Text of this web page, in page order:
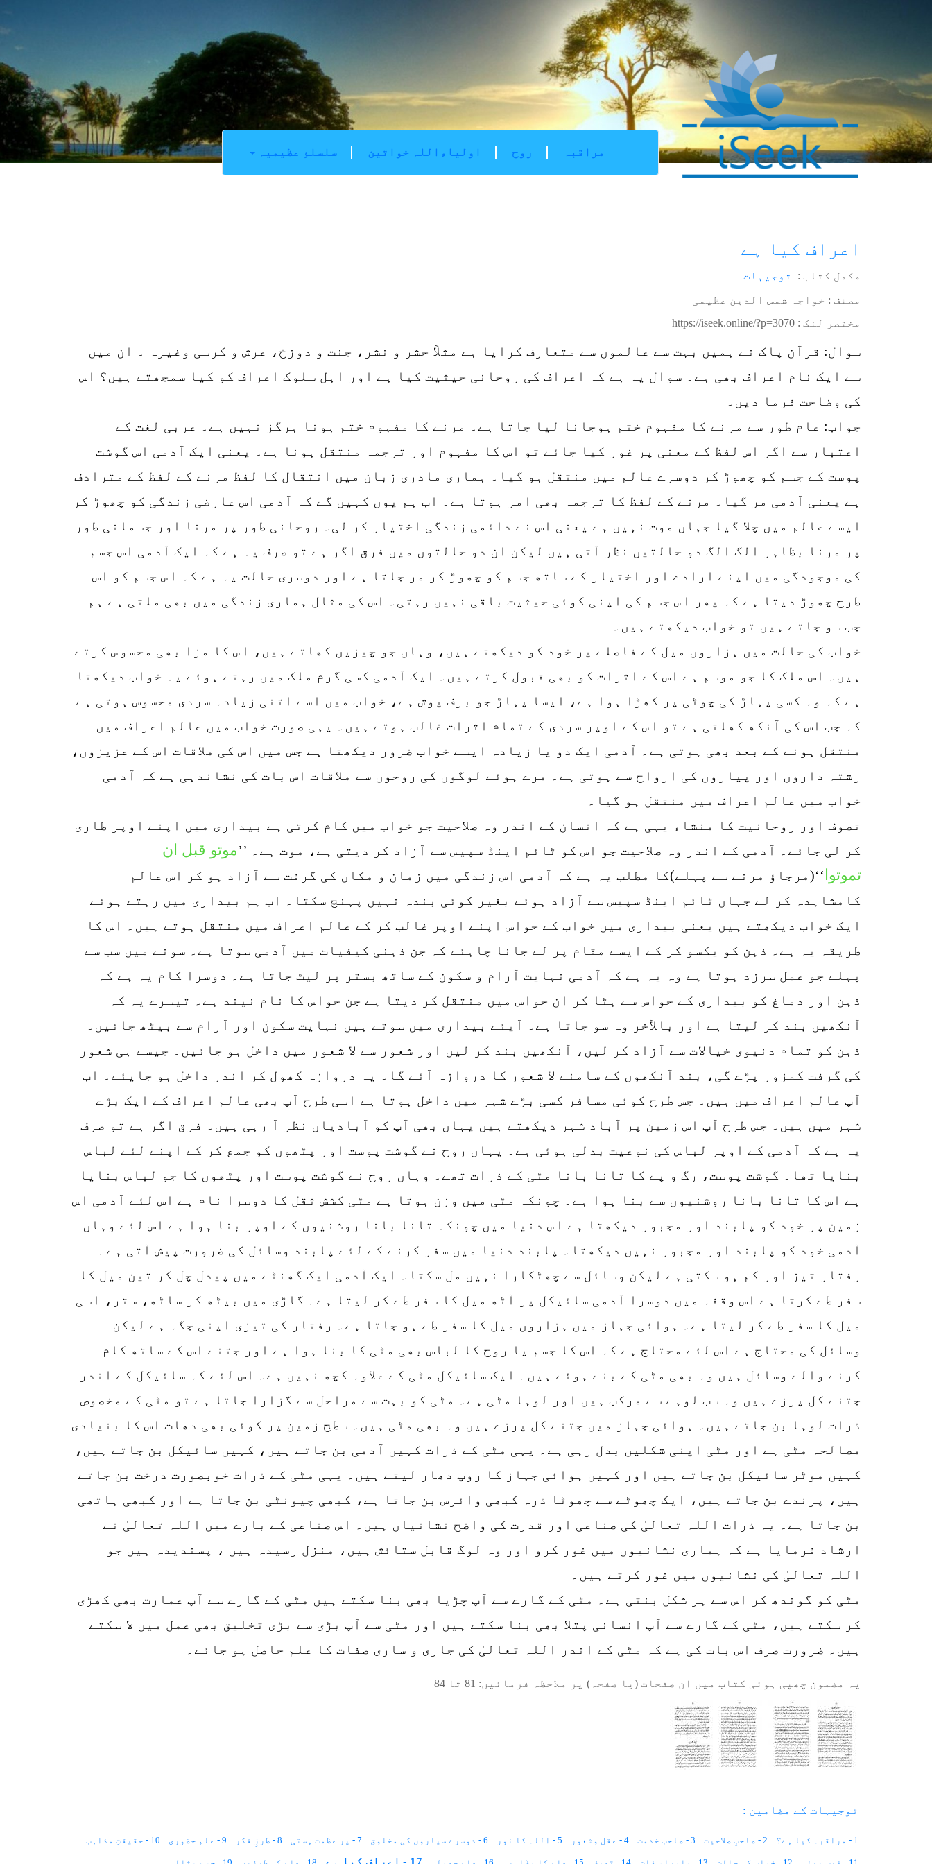
سلسلۂِ عظیمیہ اولیاءاللہ خواتین روح مراقبہ
اعراف کیا ہے
مکمل کتاب : توجیہات
مصنف : خواجہ شمس الدین عظیمی
مختصر لنک : https://iseek.online/?p=3070
سوال: قرآن پاک نے ہمیں بہت سے عالموں سے متعارف کرایا ہے مثلاً حشر و نشر، جنت و دوزخ، عرش و کرسی وغیرہ ۔ ان میں
سے ایک نام اعراف بھی ہے۔ سوال یہ ہے کہ اعراف کی روحانی حیثیت کیا ہے اور اہل سلوک اعراف کو کیا سمجھتے ہیں؟ اس
کی وضاحت فرما دیں۔
جواب: عام طور سے مرنے کا مفہوم ختم ہوجانا لیا جاتا ہے۔ مرنے کا مفہوم ختم ہونا ہرگز نہیں ہے۔ عربی لغت کے
اعتبار سے اگر اس لفظ کے معنی پر غور کیا جائے تو اس کا مفہوم اور ترجمہ منتقل ہونا ہے۔ یعنی ایک آدمی اس گوشت
پوست کے جسم کو چھوڑ کر دوسرے عالم میں منتقل ہو گیا۔ ہماری مادری زبان میں انتقال کا لفظ مرنے کے لفظ کے مترادف
ہے یعنی آدمی مر گیا۔ مرنے کے لفظ کا ترجمہ بھی امر ہوتا ہے۔ اب ہم یوں کہیں گے کہ آدمی اس عارضی زندگی کو چھوڑ کر
ایسے عالم میں چلا گیا جہاں موت نہیں ہے یعنی اس نے دائمی زندگی اختیار کر لی۔ روحانی طور پر مرنا اور جسمانی طور
پر مرنا بظاہر الگ الگ دو حالتیں نظر آتی ہیں لیکن ان دو حالتوں میں فرق اگر ہے تو صرف یہ ہے کہ ایک آدمی اس جسم
کی موجودگی میں اپنے ارادے اور اختیار کے ساتھ جسم کو چھوڑ کر مر جاتا ہے اور دوسری حالت یہ ہے کہ اس جسم کو اس
طرح چھوڑ دیتا ہے کہ پھر اس جسم کی اپنی کوئی حیثیت باقی نہیں رہتی۔ اس کی مثال ہماری زندگی میں بھی ملتی ہے ہم
جب سو جاتے ہیں تو خواب دیکھتے ہیں۔
خواب کی حالت میں ہزاروں میل کے فاصلے پر خود کو دیکھتے ہیں، وہاں جو چیزیں کھاتے ہیں، اس کا مزا بھی محسوس کرتے
ہیں۔ اس ملک کا جو موسم ہے اس کے اثرات کو بھی قبول کرتے ہیں۔ ایک آدمی کسی گرم ملک میں رہتے ہوئے یہ خواب دیکھتا
ہے کہ وہ کسی پہاڑ کی چوٹی پر کھڑا ہوا ہے، ایسا پہاڑ جو برف پوش ہے، خواب میں اسے اتنی زیادہ سردی محسوس ہوتی ہے
کہ جب اس کی آنکھ کھلتی ہے تو اس کے اوپر سردی کے تمام اثرات غالب ہوتے ہیں۔ یہی صورت خواب میں عالم اعراف میں
منتقل ہونے کے بعد بھی ہوتی ہے۔ آدمی ایک دو یا زیادہ ایسے خواب ضرور دیکھتا ہے جس میں اس کی ملاقات اس کے عزیزوں،
رشتہ داروں اور پیاروں کی ارواح سے ہوتی ہے۔ مرے ہوئے لوگوں کی روحوں سے ملاقات اس بات کی نشاندہی ہے کہ آدمی
خواب میں عالم اعراف میں منتقل ہو گیا۔
تصوف اور روحانیت کا منشاء یہی ہے کہ انسان کے اندر وہ صلاحیت جو خواب میں کام کرتی ہے بیداری میں اپنے اوپر طاری
کر لی جائے۔ آدمی کے اندر وہ صلاحیت جو اس کو ٹائم اینڈ سپیس سے آزاد کر دیتی ہے، موت ہے۔ ’’موتو قبل ان
تموتوا‘‘(مرجاؤ مرنے سے پہلے)کا مطلب یہ ہے کہ آدمی اس زندگی میں زمان و مکاں کی گرفت سے آزاد ہو کر اس عالم
كامشاہدہ کر لے جہاں ٹائم اینڈ سپیس سے آزاد ہوئے بغیر کوئی بندہ نہیں پہنچ سکتا۔ اب ہم بیداری میں رہتے ہوئے
ایک خواب دیکھتے ہیں یعنی بیداری میں خواب کے حواس اپنے اوپر غالب کر کے عالم اعراف میں منتقل ہوتے ہیں۔ اس کا
طریقہ یہ ہے۔ ذہن کو یکسو کر کے ایسے مقام پر لے جانا چاہئے کہ جن ذہنی کیفیات میں آدمی سوتا ہے۔ سونے میں سب سے
پہلے جو عمل سرزد ہوتا ہے وہ یہ ہے کہ آدمی نہایت آرام و سکون کے ساتھ بستر پر لیٹ جاتا ہے۔ دوسرا کام یہ ہے کہ
ذہن اور دماغ کو بیداری کے حواس سے ہٹا کر ان حواس میں منتقل کر دیتا ہے جن حواس کا نام نیند ہے۔ تیسرے یہ کہ
آنکھیں بند کر لیتا ہے اور بالآخر وہ سو جاتا ہے۔ آیئے بیداری میں سوتے ہیں نہایت سکون اور آرام سے بیٹھ جائیں۔
ذہن کو تمام دنیوی خیالات سے آزاد کر لیں، آنکھیں بند کر لیں اور شعور سے لا شعور میں داخل ہو جائیں۔ جیسے ہی شعور
کی گرفت کمزور پڑے گی، بند آنکھوں کے سامنے لا شعور کا دروازہ آئے گا۔ یہ دروازہ کھول کر اندر داخل ہو جایئے۔ اب
آپ عالم اعراف میں ہیں۔ جس طرح کوئی مسافر کسی بڑے شہر میں داخل ہوتا ہے اسی طرح آپ بھی عالم اعراف کے ایک بڑے
شہر میں ہیں۔ جس طرح آپ اس زمین پر آباد شہر دیکھتے ہیں یہاں بھی آپ کو آبادیاں نظر آ رہی ہیں۔ فرق اگر ہے تو صرف
یہ ہے کہ آدمی کے اوپر لباس کی نوعیت بدلی ہوئی ہے۔ یہاں روح نے گوشت پوست اور پٹھوں کو جمع کر کے اپنے لئے لباس
بنایا تھا۔ گوشت پوست، رگ و پے کا تانا بانا مٹی کے ذرات تھے۔ وہاں روح نے گوشت پوست اور پٹھوں کا جو لباس بنایا
ہے اس کا تانا بانا روشنیوں سے بنا ہوا ہے۔ چونکہ مٹی میں وزن ہوتا ہے مٹی کشش ثقل کا دوسرا نام ہے اس لئے آدمی اس
زمین پر خود کو پابند اور مجبور دیکھتا ہے اس دنیا میں چونکہ تانا بانا روشنیوں کے اوپر بنا ہوا ہے اس لئے وہاں
آدمی خود کو پابند اور مجبور نہیں دیکھتا۔ پابند دنیا میں سفر کرنے کے لئے پابند وسائل کی ضرورت پیش آتی ہے۔
رفتار تیز اور کم ہو سکتی ہے لیکن وسائل سے چھٹکارا نہیں مل سکتا۔ ایک آدمی ایک گھنٹے میں پیدل چل کر تین میل کا
سفر طے کرتا ہے اس وقفہ میں دوسرا آدمی سائیکل پر آٹھ میل کا سفر طے کر لیتا ہے۔ گاڑی میں بیٹھ کر ساٹھ، ستر، اسی
میل کا سفر طے کر لیتا ہے۔ ہوائی جہاز میں ہزاروں میل کا سفر طے ہو جاتا ہے۔ رفتار کی تیزی اپنی جگہ ہے لیکن
وسائل کی محتاج ہے اس لئے محتاج ہے کہ اس کا جسم یا روح کا لباس بھی مٹی کا بنا ہوا ہے اور جتنے اس کے ساتھ کام
کرنے والے وسائل ہیں وہ بھی مٹی کے بنے ہوئے ہیں۔ ایک سائیکل مٹی کے علاوہ کچھ نہیں ہے۔ اس لئے کہ سائیکل کے اندر
جتنے کل پرزے ہیں وہ سب لوہے سے مرکب ہیں اور لوہا مٹی ہے۔ مٹی کو بہت سے مراحل سے گزارا جاتا ہے تو مٹی کے مخصوص
ذرات لوہا بن جاتے ہیں۔ ہوائی جہاز میں جتنے کل پرزے ہیں وہ بھی مٹی ہیں۔ سطح زمین پر کوئی بھی دھات اس کا بنیادی
مصالحہ مٹی ہے اور مٹی اپنی شکلیں بدل رہی ہے۔ یہی مٹی کے ذرات کہیں آدمی بن جاتے ہیں، کہیں سائیکل بن جاتے ہیں،
کہیں موٹر سائیکل بن جاتے ہیں اور کہیں ہوائی جہاز کا روپ دھار لیتے ہیں۔ یہی مٹی کے ذرات خوبصورت درخت بن جاتے
ہیں، پرندے بن جاتے ہیں، ایک چھوٹے سے چھوٹا ذرہ کبھی وائرس بن جاتا ہے، کبھی چیونٹی بن جاتا ہے اور کبھی ہاتھی
بن جاتا ہے۔ یہ ذرات اللہ تعالیٰ کی صناعی اور قدرت کی واضح نشانیاں ہیں۔ اس صناعی کے بارے میں اللہ تعالیٰ نے
ارشاد فرمایا ہے کہ ہماری نشانیوں میں غور کرو اور وہ لوگ قابل ستائش ہیں، منزل رسیدہ ہیں ، پسندیدہ ہیں جو
اللہ تعالیٰ کی نشانیوں میں غور کرتے ہیں۔
مٹی کو گوندھ کر اس سے ہر شکل بنتی ہے۔ مٹی کے گارے سے آپ چڑیا بھی بنا سکتے ہیں مٹی کے گارے سے آپ عمارت بھی کھڑی
کر سکتے ہیں، مٹی کے گارے سے آپ انسانی پتلا بھی بنا سکتے ہیں اور مٹی سے آپ بڑی سے بڑی تخلیق بھی عمل میں لا سکتے
ہیں۔ ضرورت صرف اس بات کی ہے کہ مٹی کے اندر اللہ تعالیٰ کی جاری و ساری صفات کا علم حاصل ہو جائے۔
یہ مضمون چھپی ہوئی کتاب میں ان صفحات (یا صفحہ) پر ملاحظہ فرمائیں: 81 تا 84
توجیہات کے مضامین :
1 - مراقبہ کیا ہے؟ 2 - صاحبِ صلاحیت 3 - صاحب خدمت 4 - عقل وشعور 5 - اللہ کا نور 6 - دوسرے سیاروں کی مخلوق 7 - پر عظمت ہستی 8 - طرزِ فکر 9 - علم حضوری 10 - حقیقتِ مذاہب
17 - اعراف کیا ہے